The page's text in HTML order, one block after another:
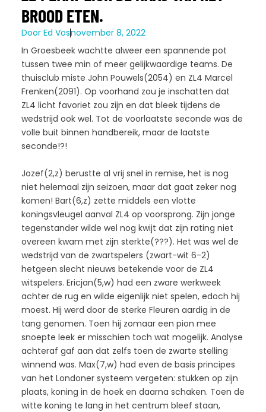
BROOD ETEN.
DoorEd Vosnovember 8, 2022
In Groesbeek wachtte alweer een spannende pot
tussen twee min of meer gelijkwaardige teams. De
thuisclub miste John Pouwels(2054) en ZL4 Marcel
Frenken(2091). Op voorhand zou je inschatten dat
ZL4 licht favoriet zou zijn en dat bleek tijdens de
wedstrijd ook wel. Tot de voorlaatste seconde was de
volle buit binnen handbereik, maar de laatste
seconde!?!
Jozef(2,z) berustte al vrij snel in remise, het is nog
niet helemaal zijn seizoen, maar dat gaat zeker nog
komen! Bart(6,z) zette middels een vlotte
koningsvleugel aanval ZL4 op voorsprong. Zijn jonge
tegenstander wilde wel nog kwijt dat zijn rating niet
overeen kwam met zijn sterkte(???). Het was wel de
wedstrijd van de zwartspelers (zwart-wit 6-2)
hetgeen slecht nieuws betekende voor de ZL4
witspelers. Ericjan(5,w) had een zware werkweek
achter de rug en wilde eigenlijk niet spelen, edoch hij
moest. Hij werd door de sterke Fleuren aardig in de
tang genomen. Toen hij zomaar een pion mee
snoepte leek er misschien toch wat mogelijk. Analyse
achteraf gaf aan dat zelfs toen de zwarte stelling
winnend was. Max(7,w) had even de basis principes
van het Londoner systeem vergeten: stukken op zijn
plaats, koning in de hoek en daarna schaken. Toen de
witte koning te lang in het centrum bleef staan,